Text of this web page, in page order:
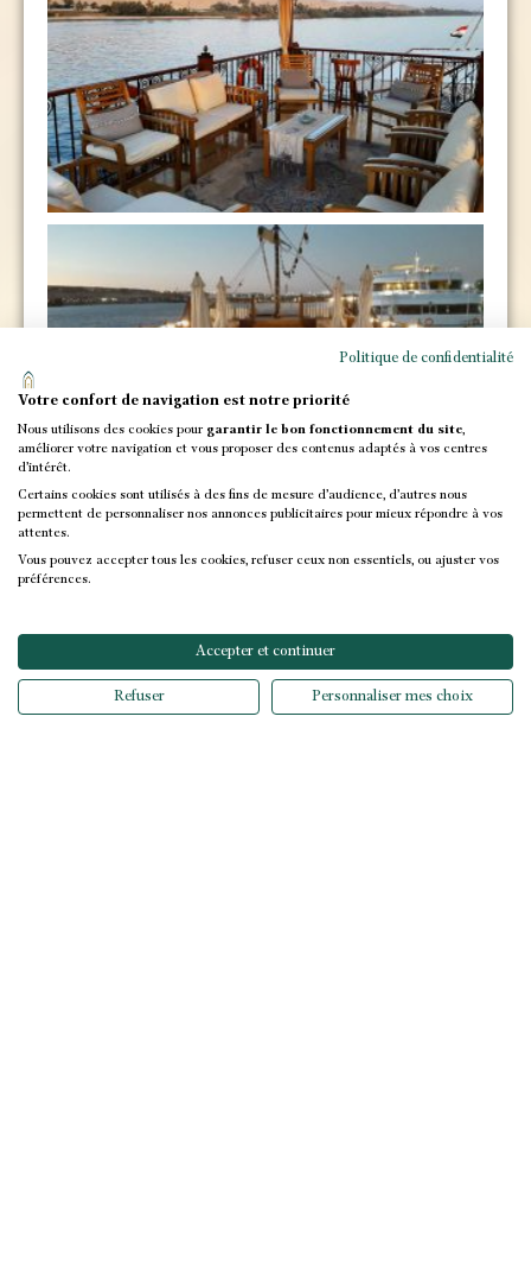
La visite du Grand Musée Égyptien est incluse dans
Politique de confidentialité
Votre confort de navigation est notre priorité
Nous utilisons des cookies pour garantir le bon fonctionnement du site,
améliorer votre navigation et vous proposer des contenus adaptés à vos centres
d’intérêt.
Certains cookies sont utilisés à des fins de mesure d’audience, d’autres nous
permettent de personnaliser nos annonces publicitaires pour mieux répondre à vos
attentes.
Vous pouvez accepter tous les cookies, refuser ceux non essentiels, ou ajuster vos
préférences.
Accepter et continuer
Refuser Personnaliser mes choix